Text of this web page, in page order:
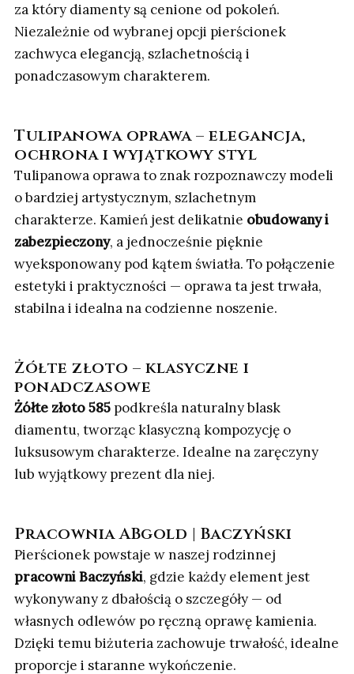
za który diamenty są cenione od pokoleń.
Niezależnie od wybranej opcji pierścionek
zachwyca elegancją, szlachetnością i
ponadczasowym charakterem.
Tulipanowa oprawa – elegancja,
ochrona i wyjątkowy styl
Tulipanowa oprawa to znak rozpoznawczy modeli
o bardziej artystycznym, szlachetnym
charakterze. Kamień jest delikatnie obudowany i
zabezpieczony, a jednocześnie pięknie
wyeksponowany pod kątem światła. To połączenie
estetyki i praktyczności — oprawa ta jest trwała,
stabilna i idealna na codzienne noszenie.
Żółte złoto – klasyczne i
ponadczasowe
Żółte złoto 585 podkreśla naturalny blask
diamentu, tworząc klasyczną kompozycję o
luksusowym charakterze. Idealne na zaręczyny
lub wyjątkowy prezent dla niej.
Pracownia ABgold | Baczyński
Pierścionek powstaje w naszej rodzinnej
pracowni Baczyński, gdzie każdy element jest
wykonywany z dbałością o szczegóły — od
własnych odlewów po ręczną oprawę kamienia.
Dzięki temu biżuteria zachowuje trwałość, idealne
proporcje i staranne wykończenie.